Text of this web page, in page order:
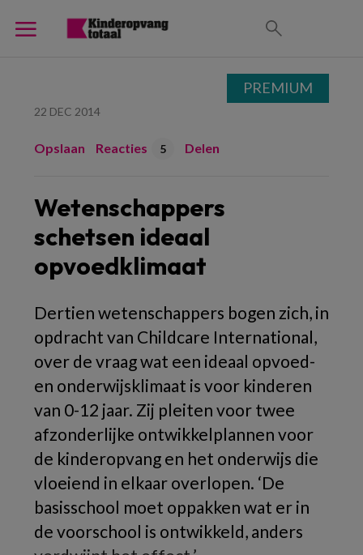
22 DEC 2014
Opslaan Reacties 5 Delen
Wetenschappers
schetsen ideaal
opvoedklimaat
Dertien wetenschappers bogen zich, in
opdracht van Childcare International,
over de vraag wat een ideaal opvoed-
en onderwijsklimaat is voor kinderen
van 0-12 jaar. Zij pleiten voor twee
afzonderlijke ontwikkelplannen voor
de kinderopvang en het onderwijs die
vloeiend in elkaar overlopen. ‘De
basisschool moet oppakken wat er in
de voorschool is ontwikkeld, anders
PREMIUM